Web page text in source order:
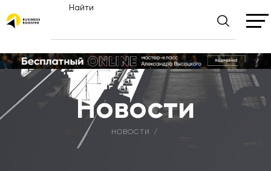
Найти
Новости
НОВОСТИ